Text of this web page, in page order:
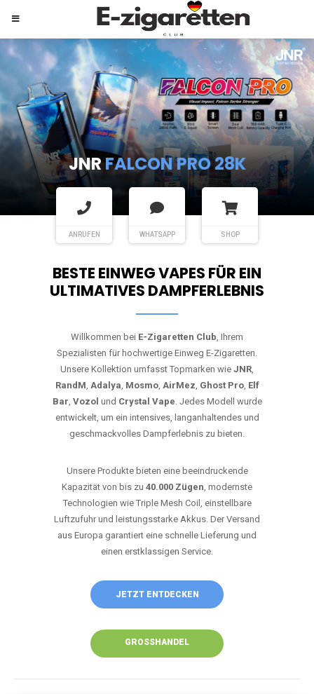
JNRSHISHA HOOKAH MAX
ANRUFEN WHATSAPP SHOP
BESTE EINWEG VAPES FÜR EIN
ULTIMATIVES DAMPFERLEBNIS
Willkommen bei E-Zigaretten Club, Ihrem
Spezialisten für hochwertige Einweg E-Zigaretten.
Unsere Kollektion umfasst Topmarken wie JNR,
RandM, Adalya, Mosmo, AirMez, Ghost Pro, Elf
Bar, Vozol und Crystal Vape. Jedes Modell wurde
entwickelt, um ein intensives, langanhaltendes und
geschmackvolles Dampferlebnis zu bieten.
Unsere Produkte bieten eine beeindruckende
Kapazität von bis zu 40.000 Zügen, modernste
Technologien wie Triple Mesh Coil, einstellbare
Luftzufuhr und leistungsstarke Akkus. Der Versand
aus Europa garantiert eine schnelle Lieferung und
einen erstklassigen Service.
JETZT ENTDECKEN
GROSSHANDEL